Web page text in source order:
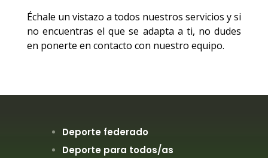
Échale un vistazo a todos nuestros servicios y si
no encuentras el que se adapta a ti, no dudes
en ponerte en contacto con nuestro equipo.
Deporte federado
Deporte para todos/as